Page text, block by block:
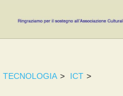
TECNOLOGIA > ICT >